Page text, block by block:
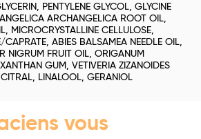
PENTYLENE GLYCOL, GLYCINE
ARCHANGELICA ROOT OIL,
MICROCRYSTALLINE CELLULOSE,
CAPRATE, ABIES BALSAMEA NEEDLE OIL,
NIGRUM FRUIT OIL, ORIGANUM
GUM, VETIVERIA ZIZANOIDES
LINALOOL, GERANIOL
vous